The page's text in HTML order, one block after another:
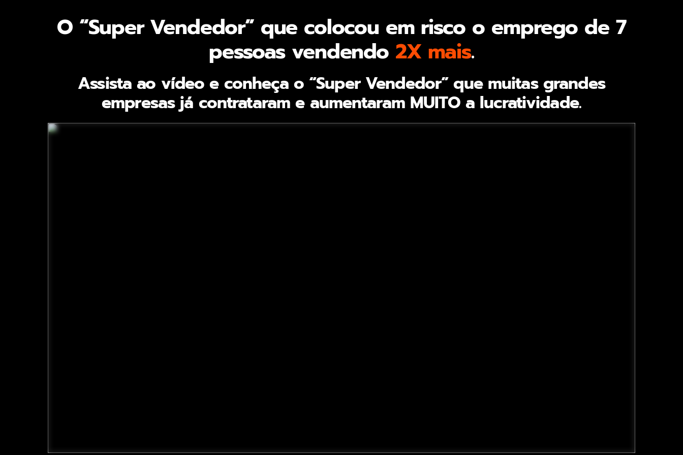
O “Super Vendedor” que colocou em risco o emprego de 7
pessoas vendendo 2X mais.
Assista ao vídeo e conheça o “Super Vendedor” que muitas grandes
empresas já contrataram e aumentaram MUITO a lucratividade.